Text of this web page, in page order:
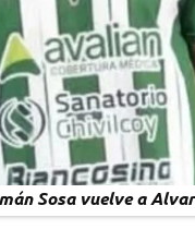
Sosa vuelve a